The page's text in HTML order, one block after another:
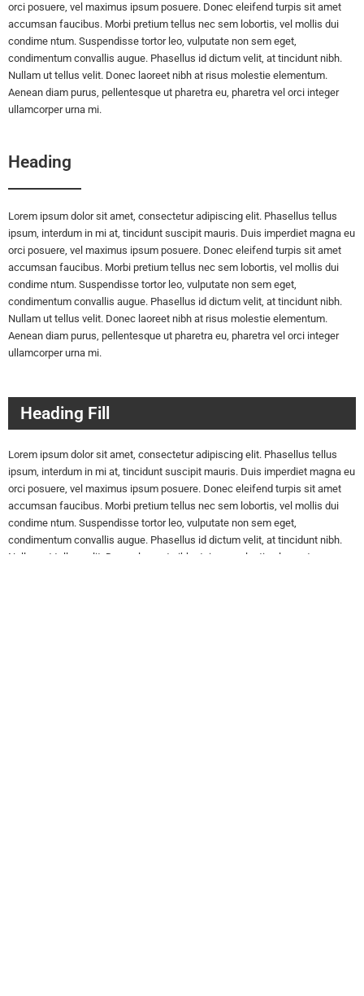
orci posuere, vel maximus ipsum posuere. Donec eleifend turpis sit amet
accumsan faucibus. Morbi pretium tellus nec sem lobortis, vel mollis dui
condime ntum. Suspendisse tortor leo, vulputate non sem eget,
condimentum convallis augue. Phasellus id dictum velit, at tincidunt nibh.
Nullam ut tellus velit. Donec laoreet nibh at risus molestie elementum.
Aenean diam purus, pellentesque ut pharetra eu, pharetra vel orci integer
ullamcorper urna mi.
Heading
Lorem ipsum dolor sit amet, consectetur adipiscing elit. Phasellus tellus
ipsum, interdum in mi at, tincidunt suscipit mauris. Duis imperdiet magna eu
orci posuere, vel maximus ipsum posuere. Donec eleifend turpis sit amet
accumsan faucibus. Morbi pretium tellus nec sem lobortis, vel mollis dui
condime ntum. Suspendisse tortor leo, vulputate non sem eget,
condimentum convallis augue. Phasellus id dictum velit, at tincidunt nibh.
Nullam ut tellus velit. Donec laoreet nibh at risus molestie elementum.
Aenean diam purus, pellentesque ut pharetra eu, pharetra vel orci integer
ullamcorper urna mi.
Heading Fill
Lorem ipsum dolor sit amet, consectetur adipiscing elit. Phasellus tellus
ipsum, interdum in mi at, tincidunt suscipit mauris. Duis imperdiet magna eu
orci posuere, vel maximus ipsum posuere. Donec eleifend turpis sit amet
accumsan faucibus. Morbi pretium tellus nec sem lobortis, vel mollis dui
condime ntum. Suspendisse tortor leo, vulputate non sem eget,
condimentum convallis augue. Phasellus id dictum velit, at tincidunt nibh.
Nullam ut tellus velit. Donec laoreet nibh at risus molestie elementum.